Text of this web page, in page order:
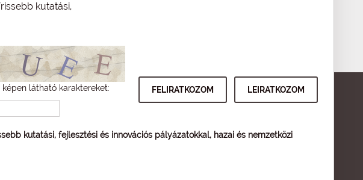
kutatási,
képen látható karaktereket:
kutatási, fejlesztési és innovációs pályázatokkal, hazai és nemzetközi